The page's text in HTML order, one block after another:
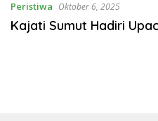
Peristiwa Oktober 6, 2025
Kajati Sumut Hadiri